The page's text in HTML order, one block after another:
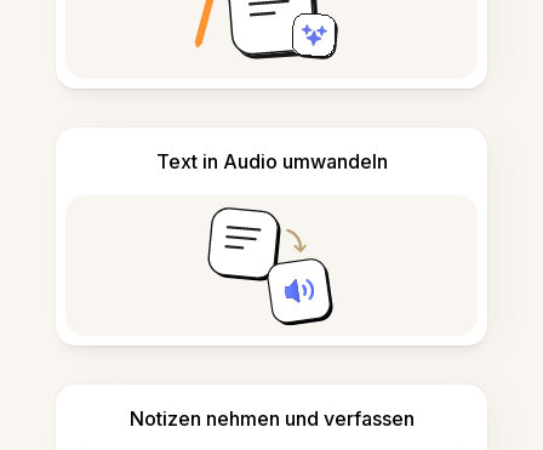
Text in Audio umwandeln
Notizen nehmen und verfassen